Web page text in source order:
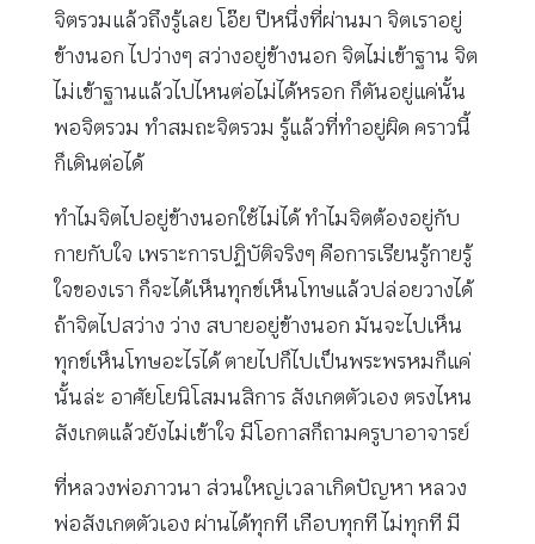
จิตรวมแล้วถึงรู้เลย โอ๊ย ปีหนึ่งที่ผ่านมา จิตเราอยู่
ข้างนอก ไปว่างๆ สว่างอยู่ข้างนอก จิตไม่เข้าฐาน จิต
ไม่เข้าฐานแล้วไปไหนต่อไม่ได้หรอก ก็ตันอยู่แค่นั้น
พอจิตรวม ทำสมถะจิตรวม รู้แล้วที่ทำอยู่ผิด คราวนี้
ก็เดินต่อได้
ทำไมจิตไปอยู่ข้างนอกใช้ไม่ได้ ทำไมจิตต้องอยู่กับ
กายกับใจ เพราะการปฏิบัติจริงๆ คือการเรียนรู้กายรู้
ใจของเรา ก็จะได้เห็นทุกข์เห็นโทษแล้วปล่อยวางได้
ถ้าจิตไปสว่าง ว่าง สบายอยู่ข้างนอก มันจะไปเห็น
ทุกข์เห็นโทษอะไรได้ ตายไปก็ไปเป็นพระพรหมก็แค่
นั้นล่ะ อาศัยโยนิโสมนสิการ สังเกตตัวเอง ตรงไหน
สังเกตแล้วยังไม่เข้าใจ มีโอกาสก็ถามครูบาอาจารย์
ที่หลวงพ่อภาวนา ส่วนใหญ่เวลาเกิดปัญหา หลวง
พ่อสังเกตตัวเอง ผ่านได้ทุกที เกือบทุกที ไม่ทุกที มี